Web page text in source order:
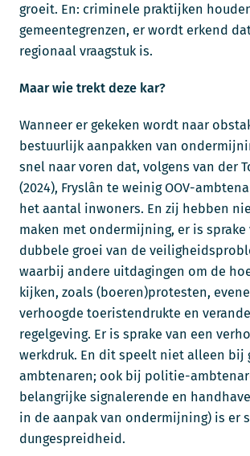
groeit. En: criminele praktijken
gemeentegrenzen, er wordt erkend
regionaal vraagstuk is.
Maar wie trekt deze kar?
Wanneer er gekeken wordt naar
bestuurlijk aanpakken van
snel naar voren dat, volgens van der
(2024), Fryslân te weinig OOV-
het aantal inwoners. En zij hebben
maken met ondermijning, er is sprake
dubbele groei van de
waarbij andere uitdagingen om de
kijken, zoals (boeren)protesten,
verhoogde toeristendrukte en
regelgeving. Er is sprake van een
werkdruk. En dit speelt niet alleen bij
ambtenaren; ook bij politie-
belangrijke signalerende en
in de aanpak van ondermijning) is er
dungespreidheid.